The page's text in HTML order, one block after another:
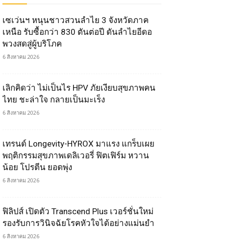
เซเว่นฯ หนุนชาวสวนลำไย 3 จังหวัดภาค
เหนือ รับซื้อกว่า 830 ตันต่อปี ดันลำไยอีดอ
พวงสดสู่ผู้บริโภค
6 สิงหาคม 2026
เลิกคิดว่า ไม่เป็นไร HPV ภัยเงียบสุขภาพคน
ไทย ชะล่าใจ กลายเป็นมะเร็ง
6 สิงหาคม 2026
เทรนด์ Longevity-HYROX มาแรง แกร็บเผย
พฤติกรรมสุขภาพเดลิเวอรี่ ฟิตเฟิร์ม หวาน
น้อย โปรตีน ยอดพุ่ง
6 สิงหาคม 2026
ฟิลิปส์ เปิดตัว Transcend Plus เวอร์ชั่นใหม่
รองรับการวินิจฉัยโรคหัวใจได้อย่างแม่นยำ
6 สิงหาคม 2026